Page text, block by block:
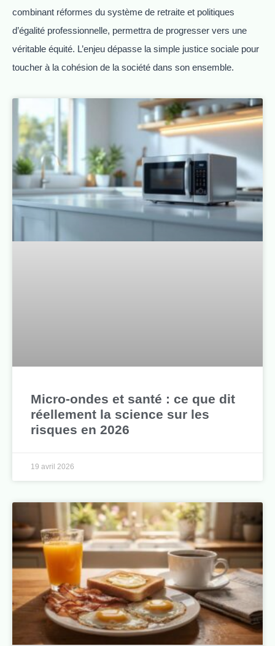
Micro-ondes et santé : ce que dit
réellement la science sur les
risques en 2026
19 avril 2026
combinant réformes du système de retraite et politiques
d’égalité professionnelle, permettra de progresser vers une
véritable équité. L’enjeu dépasse la simple justice sociale pour
toucher à la cohésion de la société dans son ensemble.